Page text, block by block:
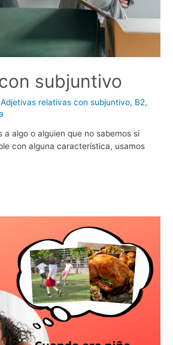
subjuntivo
Adjetivas relativas con subjuntivo, B2,
a algo o alguien que no sabemos si
con alguna característica, usamos